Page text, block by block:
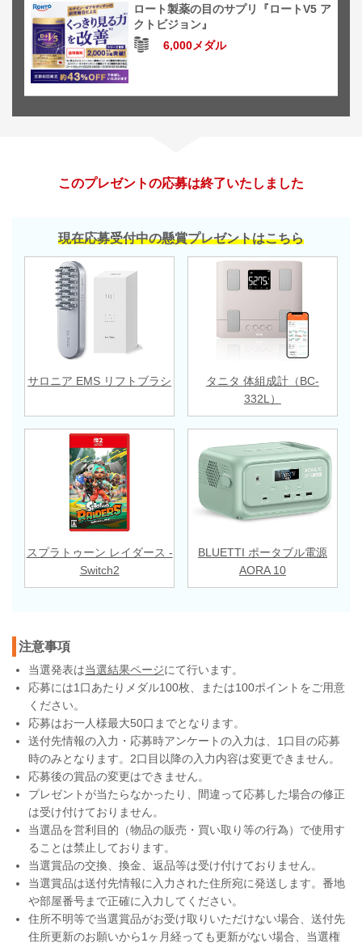
ロート製薬の目のサプリ『ロートV5 ア
クトビジョン』
6,000メダル
このプレゼントの応募は終了いたしました
現在応募受付中の懸賞プレゼントはこちら
サロニア EMS リフトブラシ
タニタ 体組成計（BC-
332L）
スプラトゥーン レイダース -
Switch2
BLUETTI ポータブル電源
AORA 10
注意事項
当選発表は当選結果ページにて行います。
応募には1口あたりメダル100枚、または100ポイントをご用意
ください。
応募はお一人様最大50口までとなります。
送付先情報の入力・応募時アンケートの入力は、1口目の応募
時のみとなります。2口目以降の入力内容は変更できません。
応募後の賞品の変更はできません。
プレゼントが当たらなかったり、間違って応募した場合の修正
は受け付けておりません。
当選品を営利目的（物品の販売・買い取り等の行為）で使用す
ることは禁止しております。
当選賞品の交換、換金、返品等は受け付けておりません。
当選賞品は送付先情報に入力された住所宛に発送します。番地
や部屋番号まで正確に入力してください。
住所不明等で当選賞品がお受け取りいただけない場合、送付先
住所更新のお願いから1ヶ月経っても更新がない場合、当選権